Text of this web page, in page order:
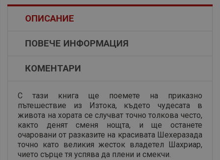
ОПИСАНИЕ
ПОВЕЧЕ ИНФОРМАЦИЯ
КОМЕНТАРИ
С тази книга ще поемете на приказно
пътешествие из Изтока, където чудесата в
живота на хората се случват точно толкова често,
както денят сменя нощта, и ще останете
очаровани от разказите на красивата Шехеразада
точно като великия жесток владетел Шахриар,
чието сърце тя успява да плени и смекчи.